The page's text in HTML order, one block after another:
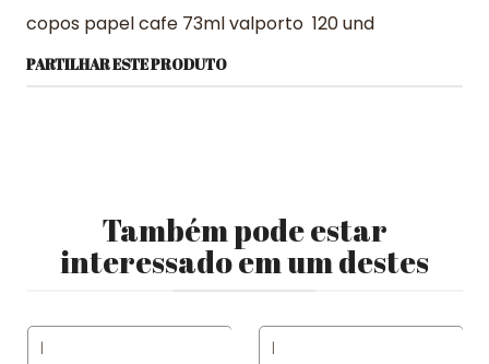
copos papel cafe 73ml valporto 120 und
PARTILHAR ESTE PRODUTO
Também pode estar
interessado em um destes
| |